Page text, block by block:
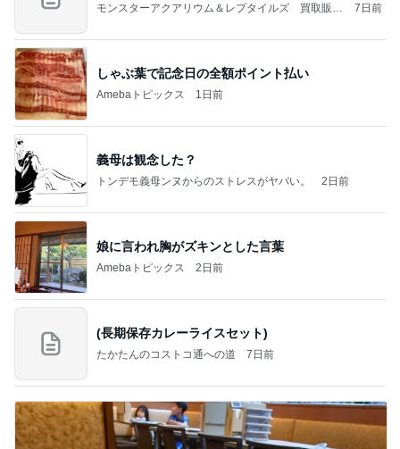
モンスターアクアリウム＆レプタイルズ 買取販売
7日前
しゃぶ葉で記念日の全額ポイント払い
Amebaトピックス 1日前
義母は観念した？
トンデモ義母ンヌからのストレスがヤバい。 2日前
娘に言われ胸がズキンとした言葉
Amebaトピックス 2日前
(長期保存カレーライスセット)
たかたんのコストコ通への道 7日前